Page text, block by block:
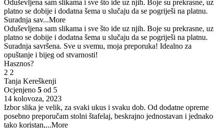
Oduševljena sam slikama i sve što ide uz njih. Boje su prekrasne, uz
platno se dobije i dodatna šema u slučaju da se pogriješi na platnu.
Suradnja sav...More
Oduševljena sam slikama i sve što ide uz njih. Boje su prekrasne, uz
platno se dobije i dodatna šema u slučaju da se pogriješi na platnu.
Suradnja savršena. Sve u svemu, moja preporuka! Idealno za
opuštanje i bijeg od stvarnosti!
Hasznos?
2 2
Tanja Kereškenji
Ocjenjeno 5 od 5
14 kolovoza, 2023
Izbor slika je velik, za svaki ukus i svaku dob. Od dodatne opreme
posebno preporučam stolni štafelaj, beskrajno jednostavan i jednako
tako koristan,...More